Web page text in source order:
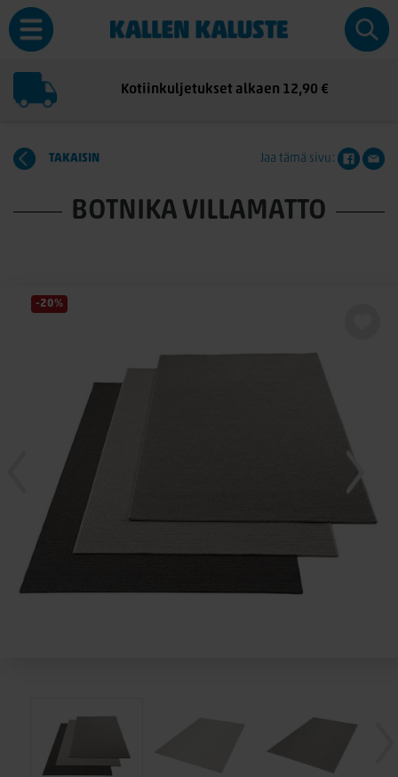
Kotiinkuljetukset alkaen 12,90 €
TAKAISIN Jaa tämä sivu:
BOTNIKA VILLAMATTO
-20%